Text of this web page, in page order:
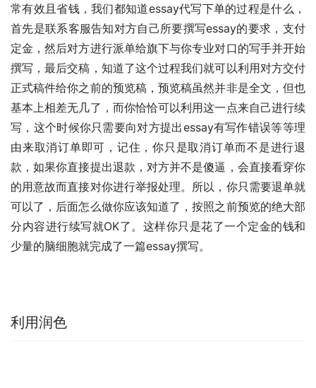
常有效且省钱，我们都知道essay代写下单的过程是什么，
首先是联系客服告知对方自己所要撰写essay的要求，支付
定金，然后对方进行派单给旗下与你专业对口的写手并开始
撰写，最后交稿，知道了这个过程我们就可以利用对方交付
正式稿件给你之前的预览稿，预览稿虽然并非是全文，但也
基本上相差无几了，而你恰恰可以利用这一点来自己进行续
写，这个时候你只需要向对方提出essay有写作错误等等理
由来取消订单即可，记住，你只是取消订单而不是进行退
款，如果你直接提出退款，对方并不是傻逼，会直接看穿你
的用意故而直接对你进行举报处理。所以，你只需要退单就
可以了，后面怎么做你应该知道了，按照之前预览的绝大部
分内容进行续写就OK了。这样你只是花了一个定金的钱和
少量的脑细胞就完成了一篇essay撰写。
利用润色